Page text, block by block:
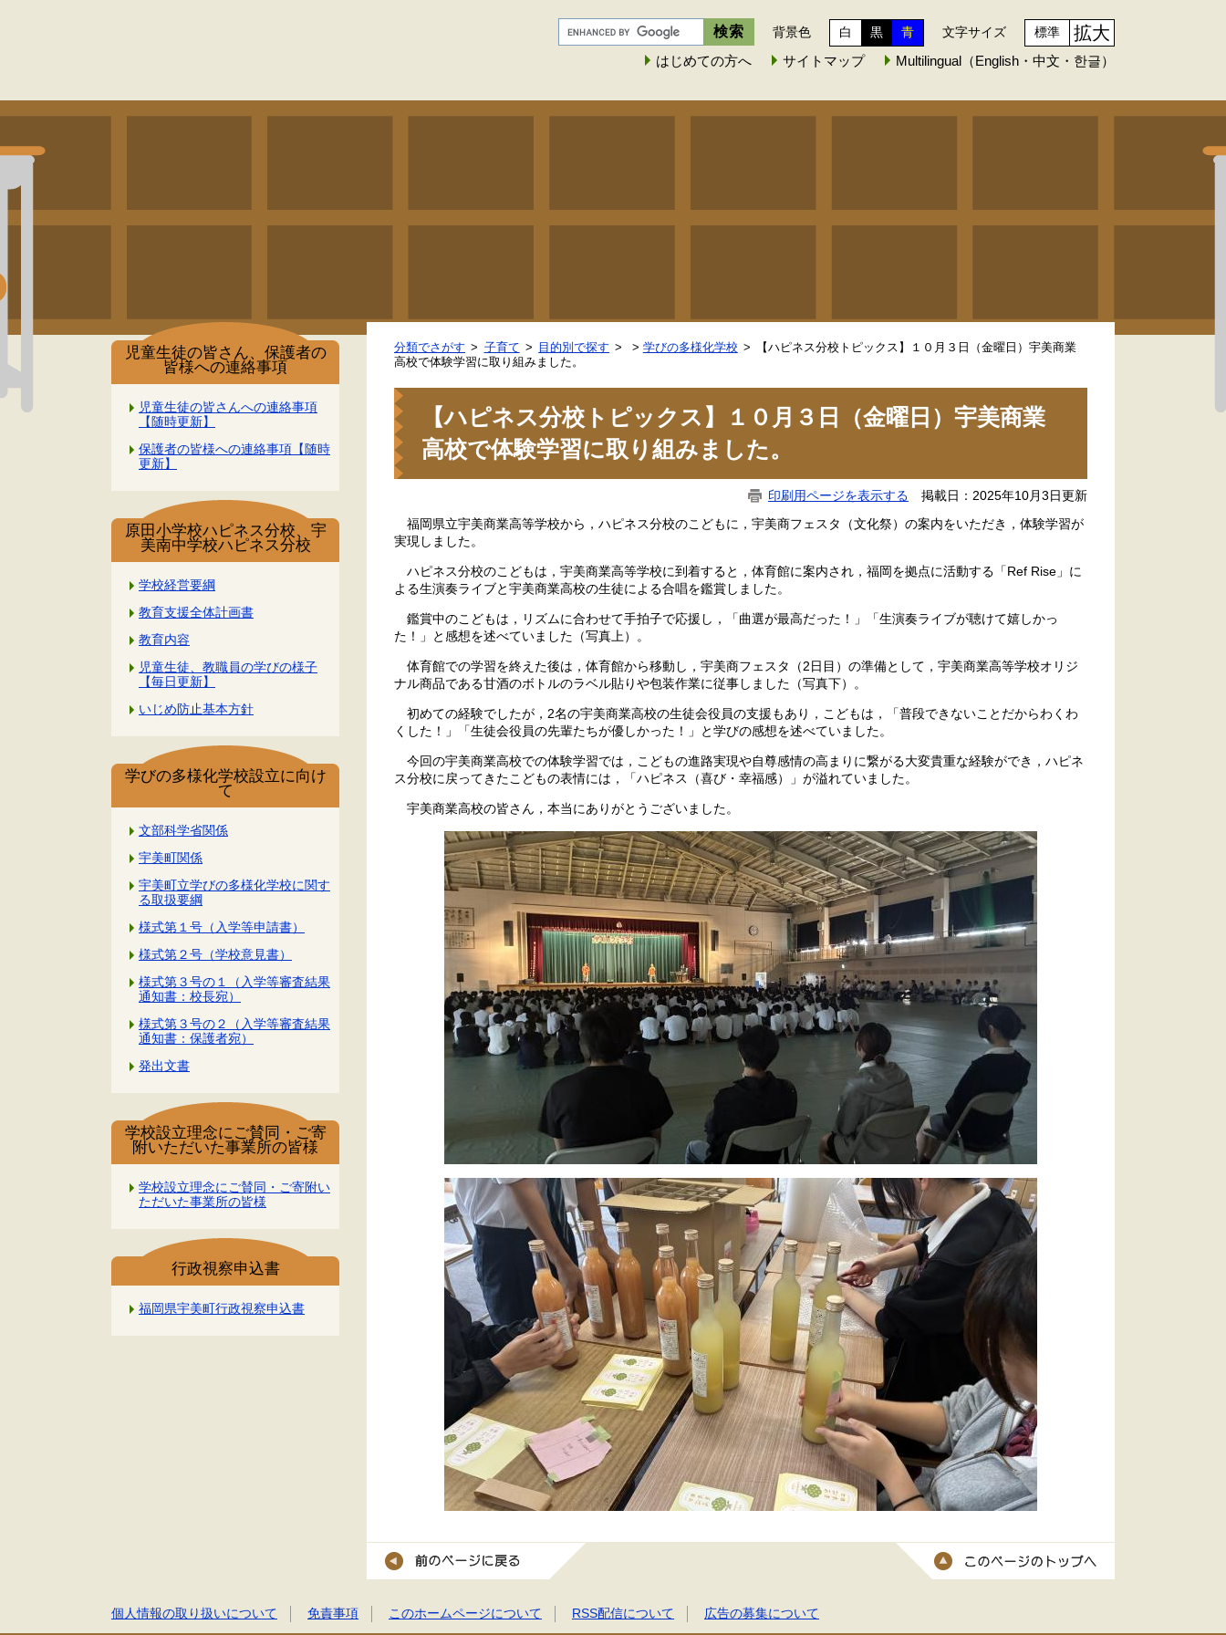
背景色 白 黒 青 文字サイズ 標準 拡大
はじめての方へ サイトマップ Multilingual（English・中文・한글）
児童生徒の皆さん、保護者の
皆様への連絡事項
児童生徒の皆さんへの連絡事項
【随時更新】
保護者の皆様への連絡事項【随時
更新】
原田小学校ハピネス分校、宇
美南中学校ハピネス分校
学校経営要綱
教育支援全体計画書
教育内容
児童生徒、教職員の学びの様子
【毎日更新】
いじめ防止基本方針
学びの多様化学校設立に向け
て
文部科学省関係
宇美町関係
宇美町立学びの多様化学校に関す
る取扱要綱
様式第１号（入学等申請書）
様式第２号（学校意見書）
様式第３号の１（入学等審査結果
通知書：校長宛）
様式第３号の２（入学等審査結果
通知書：保護者宛）
発出文書
学校設立理念にご賛同・ご寄
附いただいた事業所の皆様
学校設立理念にご賛同・ご寄附い
ただいた事業所の皆様
行政視察申込書
福岡県宇美町行政視察申込書
分類でさがす 子育て 目的別で探す > 学びの多様化学校
【ハピネス分校トピックス】１０月３日（金曜日）宇美商業
高校で体験学習に取り組みました。
【ハピネス分校トピックス】１０月３日（金曜日）宇美商業
高校で体験学習に取り組みました。
印刷用ページを表示する 掲載日：2025年10月3日更新
福岡県立宇美商業高等学校から，ハピネス分校のこどもに，宇美商フェスタ（文化祭）の案内をいただき，体験学習が
実現しました。
ハピネス分校のこどもは，宇美商業高等学校に到着すると，体育館に案内され，福岡を拠点に活動する「Ref Rise」に
よる生演奏ライブと宇美商業高校の生徒による合唱を鑑賞しました。
鑑賞中のこどもは，リズムに合わせて手拍子で応援し，「曲選が最高だった！」「生演奏ライブが聴けて嬉しかっ
た！」と感想を述べていました（写真上）。
体育館での学習を終えた後は，体育館から移動し，宇美商フェスタ（2日目）の準備として，宇美商業高等学校オリジ
ナル商品である甘酒のボトルのラベル貼りや包装作業に従事しました（写真下）。
初めての経験でしたが，2名の宇美商業高校の生徒会役員の支援もあり，こどもは，「普段できないことだからわくわ
くした！」「生徒会役員の先輩たちが優しかった！」と学びの感想を述べていました。
今回の宇美商業高校での体験学習では，こどもの進路実現や自尊感情の高まりに繋がる大変貴重な経験ができ，ハピネ
ス分校に戻ってきたこどもの表情には，「ハピネス（喜び・幸福感）」が溢れていました。
宇美商業高校の皆さん，本当にありがとうございました。
個人情報の取り扱いについて 免責事項 このホームページについて RSS配信について 広告の募集について